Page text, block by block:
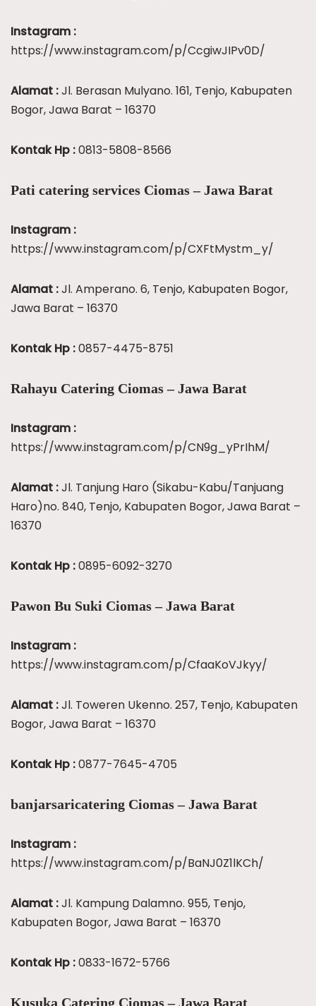
Instagram :
https://www.instagram.com/p/CcgiwJIPv0D/
Alamat :Jl. Berasan Mulyano. 161, Tenjo, Kabupaten
Bogor, Jawa Barat – 16370
Kontak Hp :0813-5808-8566
Pati catering services Ciomas – Jawa Barat
Instagram :
https://www.instagram.com/p/CXFtMystm_y/
Alamat :Jl. Amperano. 6, Tenjo, Kabupaten Bogor,
Jawa Barat – 16370
Kontak Hp :0857-4475-8751
Rahayu Catering Ciomas – Jawa Barat
Instagram :
https://www.instagram.com/p/CN9g_yPrIhM/
Alamat :Jl. Tanjung Haro (Sikabu-Kabu/Tanjuang
Haro)no. 840, Tenjo, Kabupaten Bogor, Jawa Barat –
16370
Kontak Hp :0895-6092-3270
Pawon Bu Suki Ciomas – Jawa Barat
Instagram :
https://www.instagram.com/p/CfaaKoVJkyy/
Alamat :Jl. Toweren Ukenno. 257, Tenjo, Kabupaten
Bogor, Jawa Barat – 16370
Kontak Hp :0877-7645-4705
banjarsaricatering Ciomas – Jawa Barat
Instagram :
https://www.instagram.com/p/BaNJ0Z1lKCh/
Alamat :Jl. Kampung Dalamno. 955, Tenjo,
Kabupaten Bogor, Jawa Barat – 16370
Kontak Hp :0833-1672-5766
Kusuka Catering Ciomas – Jawa Barat